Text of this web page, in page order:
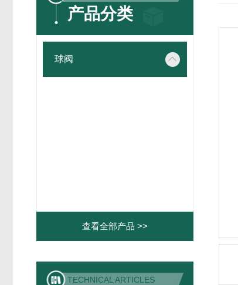
产品分类
球阀
查看全部产品 >>
TECHNICAL ARTICLES